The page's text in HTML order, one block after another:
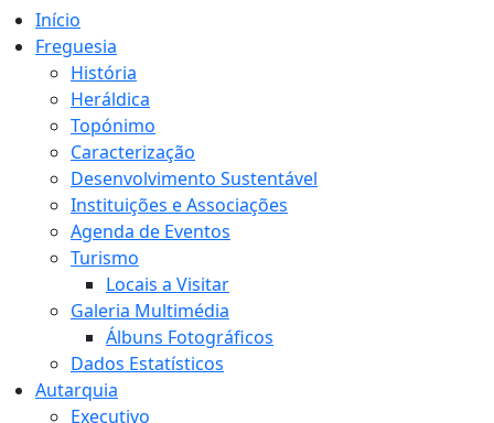
Início
Freguesia
História
Heráldica
Topónimo
Caracterização
Desenvolvimento Sustentável
Instituições e Associações
Agenda de Eventos
Turismo
Locais a Visitar
Galeria Multimédia
Álbuns Fotográficos
Dados Estatísticos
Autarquia
Executivo